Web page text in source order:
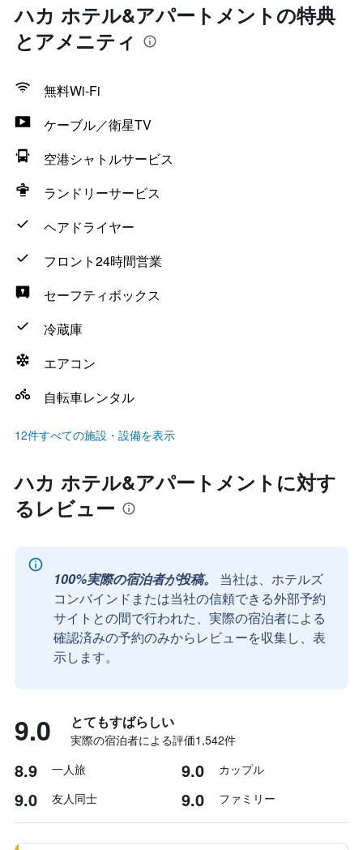
ハカ ホテル&アパートメントの特典
とアメニティ
無料Wi-Fi
ケーブル／衛星TV
空港シャトルサービス
ランドリーサービス
ヘアドライヤー
フロント24時間営業
セーフティボックス
冷蔵庫
エアコン
自転車レンタル
12件すべての施設・設備を表示
ハカ ホテル&アパートメントに対す
るレビュー
100%実際の宿泊者が投稿。
当社は、ホテルズ
コンバインドまたは当社の信頼できる外部予約
サイトとの間で行われた、実際の宿泊者による
確認済みの予約のみからレビューを収集し、表
示します。
9.0 とてもすばらしい
実際の宿泊者による評価1,542​件
8.9 一人旅 9.0 カップル
9.0 友人同士 9.0 ファミリー